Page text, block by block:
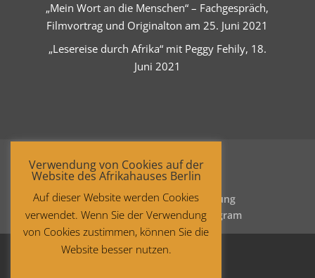
„Mein Wort an die Menschen“ – Fachgespräch,
Filmvortrag und Originalton am 25. Juni 2021
„Lesereise durch Afrika“ mit Peggy Fehily, 18.
Juni 2021
Startseite
Datenschutzerklärung
Impressum
Facebook Instagram
Verwendung von Cookies auf der
Website des Afrikahauses Berlin
Auf dieser Website werden Cookies
verwendet. Wenn Sie der Verwendung
von Cookies zustimmen, können Sie die
Website besser nutzen.